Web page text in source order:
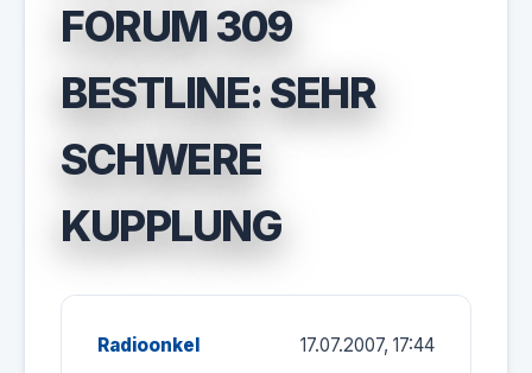
FORUM 309
BESTLINE: SEHR
SCHWERE
KUPPLUNG
Radioonkel 17.07.2007, 17:44